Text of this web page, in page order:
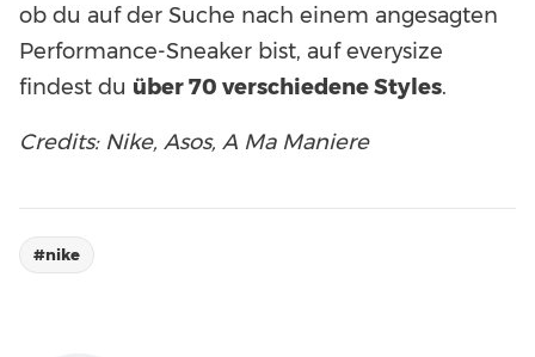
ob du auf der Suche nach einem angesagten
Performance-Sneaker bist, auf everysize
findest du über 70 verschiedene Styles.
Credits: Nike, Asos, A Ma Maniere
#nike